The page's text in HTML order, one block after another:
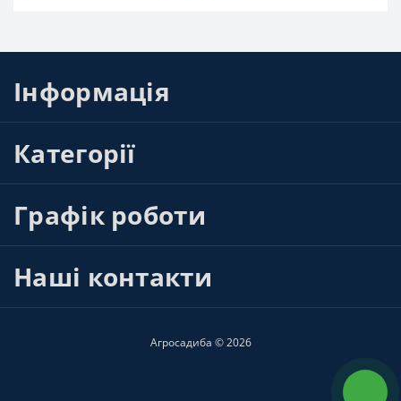
Інформація
Категорії
Графік роботи
Наші контакти
Агросадиба © 2026